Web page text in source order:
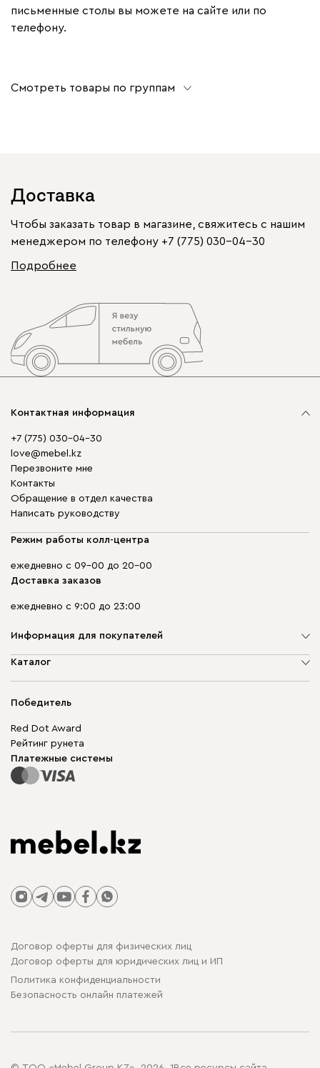
письменные столы вы можете на сайте или по
телефону.
Смотреть товары по группам
Доставка
Чтобы заказать товар в магазине, свяжитесь с нашим
менеджером по телефону +7 (775) 030-04-30
Подробнее
Контактная информация
+7 (775) 030-04-30
love@mebel.kz
Перезвоните мне
Контакты
Обращение в отдел качества
Написать руководству
Режим работы колл-центра
ежедневно с 09-00 до 20-00
Доставка заказов
ежедневно с 9:00 до 23:00
Информация для покупателей
О компании
Гарантия
Для бизнеса
Карта сайта
Каталог
Корпусная мебель
Модульная мебель
Столы и стулья
Победитель
Red Dot Award
Рейтинг рунета
Платежные системы
Договор оферты для физических лиц
Договор оферты для юридических лиц и ИП
Политика конфиденциальности
Безопасность онлайн платежей